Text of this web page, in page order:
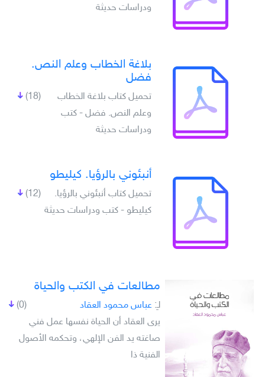
ودراسات حديثة
بلاغة الخطاب وعلم النص.
فضل
(18)
تحميل كتاب بلاغة الخطاب
وعلم النص. فضل - كتب
ودراسات حديثة
أنبئوني بالرؤيا. كيليطو
(12)
تحميل كتاب أنبئوني بالرؤيا.
كيليطو - كتب ودراسات حديثة
مطالعات في الكتب والحياة
(0) لـِ: عباس محمود العقاد
يرى العقاد أن الحياة نفسها عمل فني
صاغته يد الفن الإلهي، وتحكمه الأصول
الفنية ذا